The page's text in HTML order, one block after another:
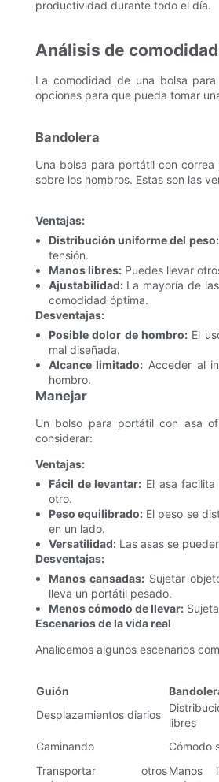
productividad durante todo el día.
Análisis de
La comodidad de una bolsa
opciones para que pueda tomar
Bandolera
Una bolsa para portátil con
sobre los hombros. Estas son las
Ventajas:
Distribución uniforme del peso:
tensión.
Manos libres:Puedes llevar
Ajustabilidad:La mayoría de
comodidad óptima.
Desventajas:
Posible dolor de hombro: El
mal diseñada.
Alcance limitado: Acceder al
hombro.
Manejar
Un bolso para portátil con asa
considerar:
Ventajas:
Fácil de levantar: El asa
otro.
Peso equilibrado: El peso se
en un lado.
Versatilidad:Las asas se
Desventajas:
Manos cansadas:Sujetar
lleva un portátil pesado.
Menos cómodo de llevar:
Escenarios de la vida real
Analicemos algunos escenarios
Guión
Desplazamientos diarios
libres
Caminando Cómodo
Transportar otrosManos